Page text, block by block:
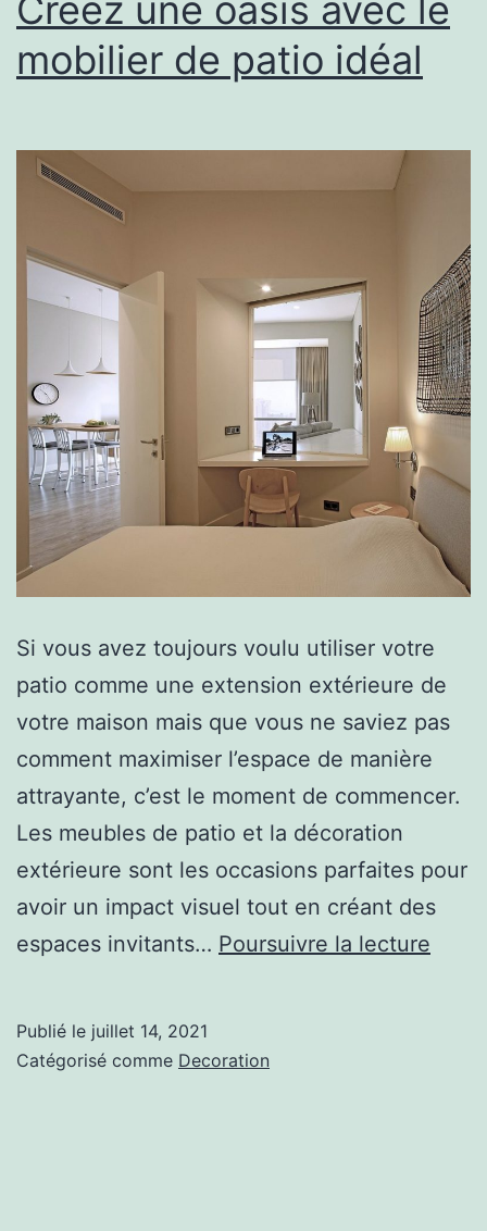
Créez une oasis avec le
mobilier de patio idéal
Si vous avez toujours voulu utiliser votre
patio comme une extension extérieure de
votre maison mais que vous ne saviez pas
comment maximiser l’espace de manière
attrayante, c’est le moment de commencer.
Les meubles de patio et la décoration
extérieure sont les occasions parfaites pour
avoir un impact visuel tout en créant des
espaces invitants… Poursuivre la lecture
Publié le juillet 14, 2021
Catégorisé comme Decoration